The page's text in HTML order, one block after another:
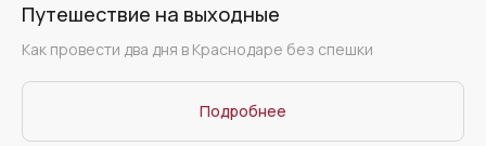
Путешествие на выходные
Как провести два дня в Краснодаре без спешки
Подробнее